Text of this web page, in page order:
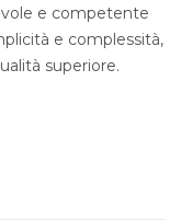
e competente
e complessità,
superiore.